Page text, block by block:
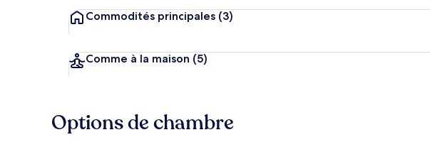
Commodités principales (3)
Comme à la maison (5)
Options de chambre